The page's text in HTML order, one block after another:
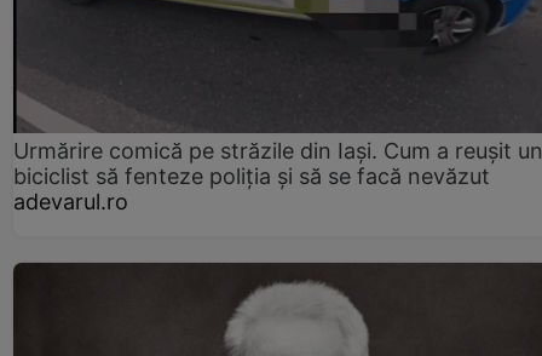
Urmărire comică pe străzile din Iași. Cum a reușit un
biciclist să fenteze poliția și să se facă nevăzut
adevarul.ro